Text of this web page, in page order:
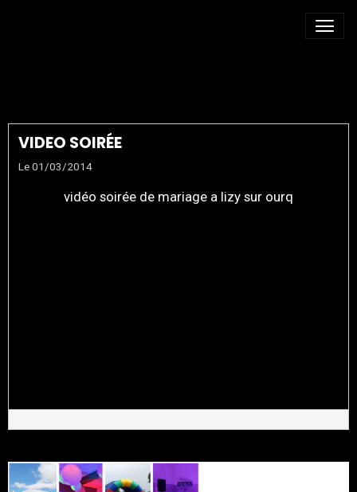
VIDEO SOIRÉE
Le 01/03/2014
vidéo soirée de mariage a lizy sur ourq